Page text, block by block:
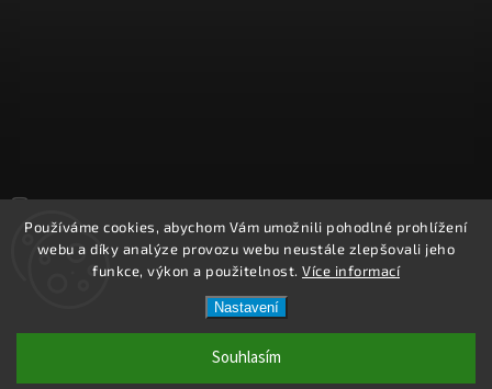
Používáme cookies, abychom Vám umožnili pohodlné prohlížení
webu a díky analýze provozu webu neustále zlepšovali jeho
funkce, výkon a použitelnost. Více informací
Nastavení
Souhlasím
Copyright 2026REPROOBCHOD.cz. Všechna práva vyhrazena.
Upravit nastavení cookies
Shoptet